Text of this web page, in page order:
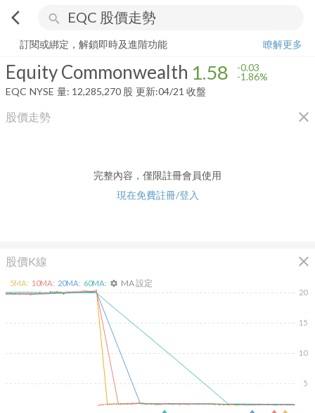
arrow_back_ios search
Equity Commonwealth 1.58-1.86%
訂閱或綁定，解鎖即時及進階功能
瞭解更多
Equity Commonwealth 1.58 -0.03
-1.86%
EQC NYSE 量: 12,285,270 股 更新:04/21 收盤
股價走勢 close
完整內容，僅限註冊會員使用
現在免費註冊/登入
股價K線 close
5
10
15
20
5MA: 10MA: 20MA: 60MA: settings MA 設定